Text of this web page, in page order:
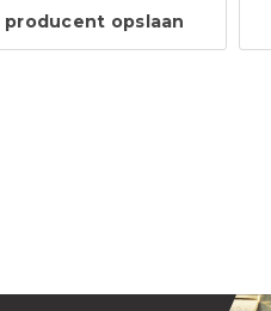
producent opslaan